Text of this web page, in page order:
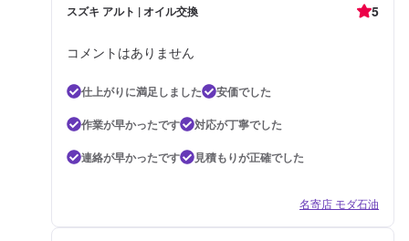
スズキ アルト | オイル交換 5
コメントはありません
仕上がりに満足しました
安価でした
作業が早かったです
対応が丁寧でした
連絡が早かったです
見積もりが正確でした
名寄店 モダ石油